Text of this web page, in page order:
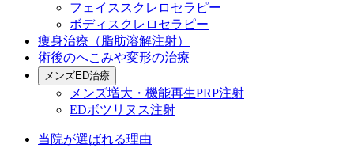
フェイススクレロセラピー
ボディスクレロセラピー
痩身治療（脂肪溶解注射）
術後のへこみや変形の治療
メンズED治療
メンズ増大・機能再生PRP注射
EDボツリヌス注射
当院が選ばれる理由